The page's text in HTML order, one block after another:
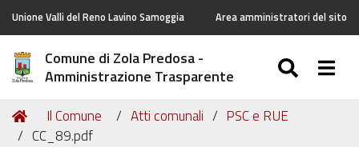
Unione Valli del Reno Lavino Samoggia Area amministratori del sito
Comune di Zola Predosa -
Amministrazione Trasparente
Tu
sei
Home
Il Comune Atti comunali
PSC e RUE
CC_89.pdf